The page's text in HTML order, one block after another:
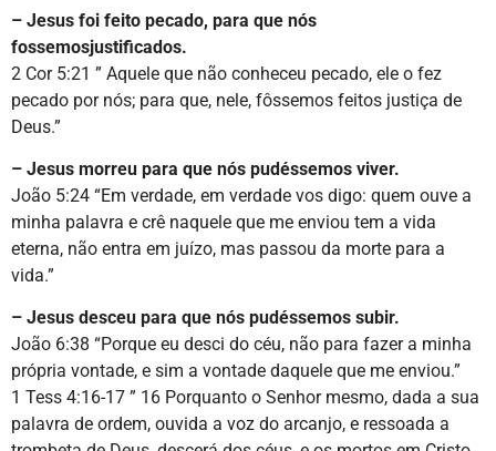
– Jesus foi feito pecado, para que nós
fossemosjustificados.
2 Cor 5:21 ” Aquele que não conheceu pecado, ele o fez
pecado por nós; para que, nele, fôssemos feitos justiça de
Deus.”
– Jesus morreu para que nós pudéssemos viver.
João 5:24 “Em verdade, em verdade vos digo: quem ouve a
minha palavra e crê naquele que me enviou tem a vida
eterna, não entra em juízo, mas passou da morte para a
vida.”
– Jesus desceu para que nós pudéssemos subir.
João 6:38 “Porque eu desci do céu, não para fazer a minha
própria vontade, e sim a vontade daquele que me enviou.”
1 Tess 4:16-17 ” 16 Porquanto o Senhor mesmo, dada a sua
palavra de ordem, ouvida a voz do arcanjo, e ressoada a